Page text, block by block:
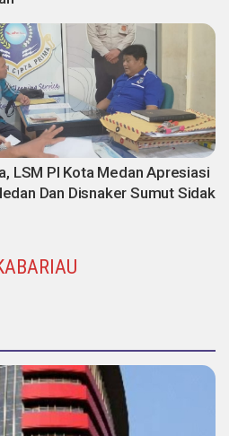
LSM PI Kota Medan Apresiasi
Dan Disnaker Sumut Sidak